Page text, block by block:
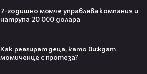
7-годишно момче управлява компания и
натрупа 20 000 долара
Как реагират деца, като виждат
момиченце с протеза?
След Брадли Купър, Ирина Шейк
отново е влюбена? Новият мъж